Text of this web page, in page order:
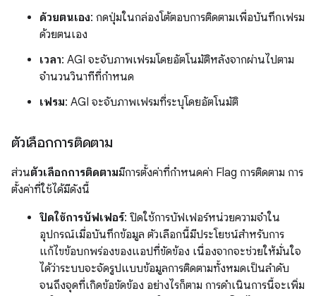
ด้วยตนเอง: กดปุ่มในกล่องโต้ตอบการติดตามเพื่อบันทึกเฟรม
ด้วยตนเอง
เวลา: AGI จะจับภาพเฟรมโดยอัตโนมัติหลังจากผ่านไปตาม
จำนวนวินาทีที่กำหนด
เฟรม: AGI จะจับภาพเฟรมที่ระบุโดยอัตโนมัติ
ตัวเลือกการติดตาม
ส่วนตัวเลือกการติดตามมีการตั้งค่าที่กำหนดค่า Flag การติดตาม การ
ตั้งค่าที่ใช้ได้มีดังนี้
ปิดใช้การบัฟเฟอร์: ปิดใช้การบัฟเฟอร์หน่วยความจำใน
อุปกรณ์เมื่อบันทึกข้อมูล ตัวเลือกนี้มีประโยชน์สำหรับการ
แก้ไขข้อบกพร่องของแอปที่ขัดข้อง เนื่องจากจะช่วยให้มั่นใจ
ได้ว่าระบบจะจัดรูปแบบข้อมูลการติดตามทั้งหมดเป็นลำดับ
จนถึงจุดที่เกิดข้อขัดข้อง อย่างไรก็ตาม การดำเนินการนี้จะเพิ่ม